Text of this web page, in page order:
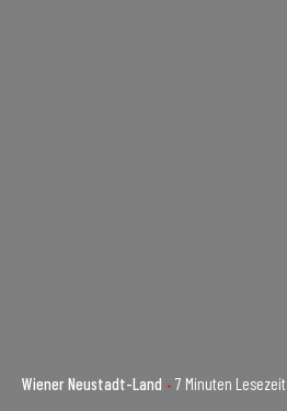
Wiener Neustadt-Land 7 Minuten Lesezeit